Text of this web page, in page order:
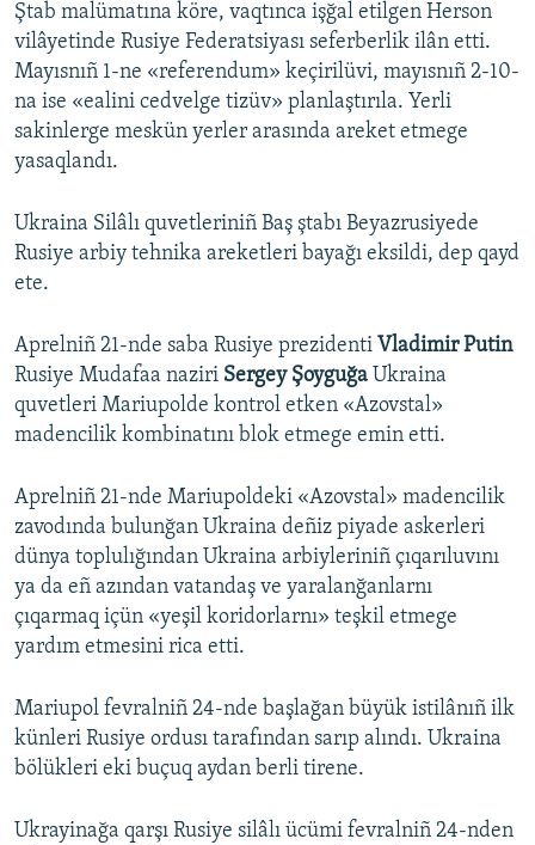
Ştab malümatına köre, vaqtınca işğal etilgen Herson
vilâyetinde Rusiye Federatsiyası seferberlik ilân etti.
Mayısnıñ 1-ne «referendum» keçirilüvi, mayısnıñ 2-10-
na ise «ealini cedvelge tizüv» planlaştırıla. Yerli
sakinlerge meskün yerler arasında areket etmege
yasaqlandı.
Ukraina Silâlı quvetleriniñ Baş ştabı Beyazrusiyede
Rusiye arbiy tehnika areketleri bayağı eksildi, dep qayd
ete.
Aprelniñ 21-nde saba Rusiye prezidenti Vladimir Putin
Rusiye Mudafaa naziri Sergey Şoyguğa Ukraina
quvetleri Mariupolde kontrol etken «Azovstal»
madencilik kombinatını blok etmege emin etti.
Aprelniñ 21-nde Mariupoldeki «Azovstal» madencilik
zavodında bulunğan Ukraina deñiz piyade askerleri
dünya toplulığından Ukraina arbiyleriniñ çıqarıluvını
ya da eñ azından vatandaş ve yaralanğanlarnı
çıqarmaq içün «yeşil koridorlarnı» teşkil etmege
yardım etmesini rica etti.
Mariupol fevralniñ 24-nde başlağan büyük istilânıñ ilk
künleri Rusiye ordusı tarafından sarıp alındı. Ukraina
bölükleri eki buçuq aydan berli tirene.
Ukrayinağa qarşı Rusiye silâlı ücümi fevralniñ 24-nden